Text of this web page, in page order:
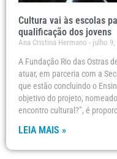
Cultura vai às escolas
qualificação dos jovens
Ana Cristina Hermano julho 9,
A Fundação Rio das Ostras
atuar, em parceria com a
que estão concluindo o
objetivo do projeto,
encontro cultural?”, é
LEIA MAIS »